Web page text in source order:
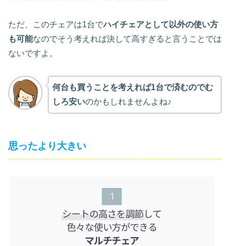
ただ、このチェアは1台でハイチェアとして以外の使い方
も可能なのでそう考えれば決して高すぎると言うことでは
ないですよ。
何台も買うことを考えれば1台で済むのでむ
しろ安いのかもしれませんよね♪
思ったより大きい